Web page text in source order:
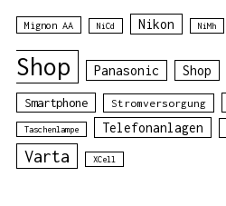
Mignon AA NiCd Nikon NiMh
Shop
Panasonic Shop
Smartphone Stromversorgung
Taschenlampe Telefonanlagen
Varta XCell